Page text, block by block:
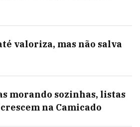
valoriza, mas não salva
morando sozinhas, listas
na Camicado